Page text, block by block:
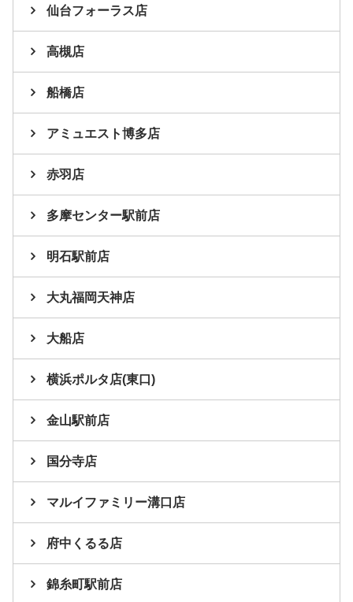
仙台フォーラス店
高槻店
船橋店
アミュエスト博多店
赤羽店
多摩センター駅前店
明石駅前店
大丸福岡天神店
大船店
横浜ポルタ店(東口)
金山駅前店
国分寺店
マルイファミリー溝口店
府中くるる店
錦糸町駅前店